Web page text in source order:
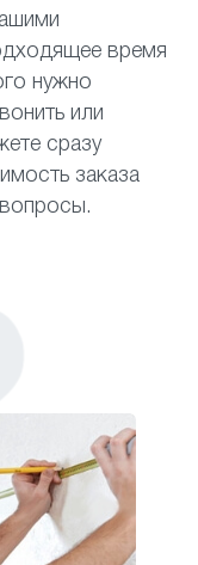
время
нужно
или
сразу
заказа